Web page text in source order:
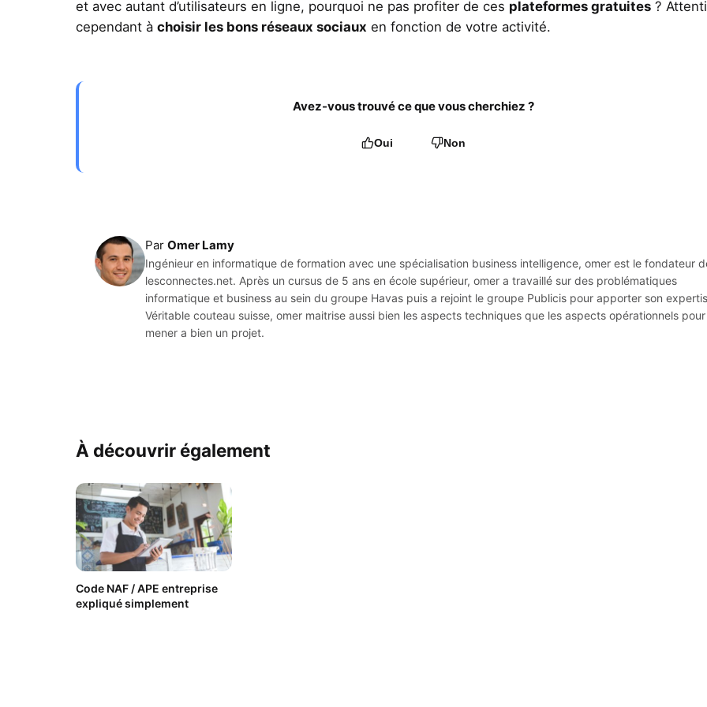
et avec autant d’utilisateurs en ligne, pourquoi ne pas profiter de ces plateformes gratuites ?
cependant à choisir les bons réseaux sociaux en fonction de votre activité.
Avez-vous trouvé ce que vous cherchiez ?
Oui Non
Par Omer Lamy
Ingénieur en informatique de formation avec une spécialisation business intelligence, omer est le fondateur
lesconnectes.net. Après un cursus de 5 ans en école supérieur, omer a travaillé sur des problématiques
informatique et business au sein du groupe Havas puis a rejoint le groupe Publicis pour apporter son
Véritable couteau suisse, omer maitrise aussi bien les aspects techniques que les aspects opérationnels pour
mener a bien un projet.
À découvrir également
Code NAF / APE entreprise
expliqué simplement